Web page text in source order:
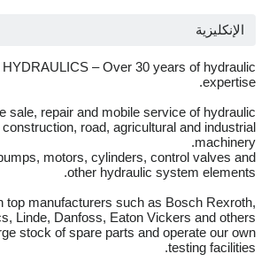
الإنكليزية
– Over 30 years of hydraulic
expertise.
sale, repair and mobile service of hydraulic
road, agricultural and industrial
machinery.
motors, cylinders, control valves and
other hydraulic system elements.
top manufacturers such as Bosch Rexroth,
Linde, Danfoss, Eaton Vickers and others.
stock of spare parts and operate our own
testing facilities.